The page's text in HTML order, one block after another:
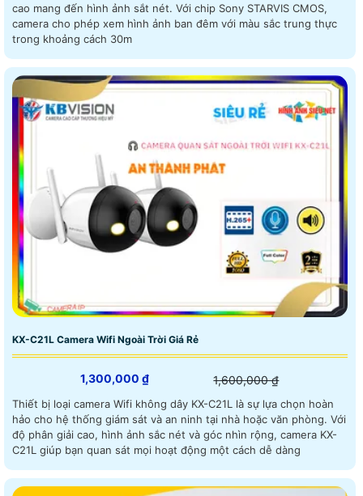
cao mang đến hình ảnh sắt nét. Với chip Sony STARVIS CMOS,
camera cho phép xem hình ảnh ban đêm với màu sắc trung thực
trong khoảng cách 30m
KX-C21L Camera Wifi Ngoài Trời Giá Rẻ
1,300,000 ₫ 1,600,000 ₫
Thiết bị loại camera Wifi không dây KX-C21L là sự lựa chọn hoàn
hảo cho hệ thống giám sát và an ninh tại nhà hoặc văn phòng. Với
độ phân giải cao, hình ảnh sắc nét và góc nhìn rộng, camera KX-
C21L giúp bạn quan sát mọi hoạt động một cách dễ dàng